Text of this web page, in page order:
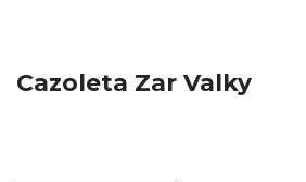
Cazoleta Zar Valky